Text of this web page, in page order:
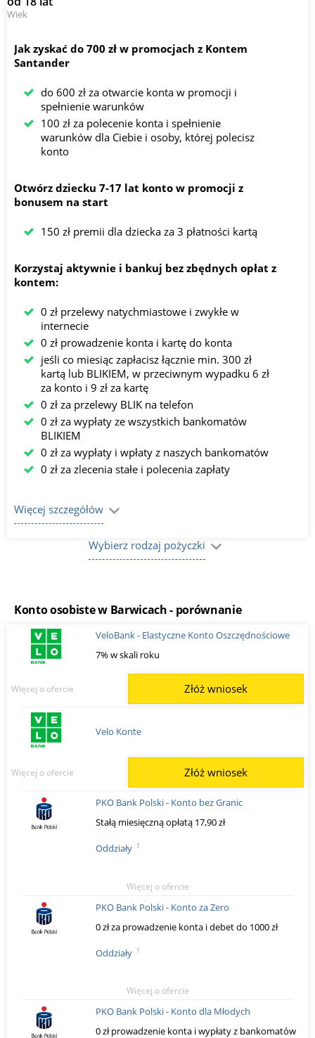
Wiek
Jak zyskać do 700 zł w promocjach z Kontem
Santander
do 600 zł za otwarcie konta w promocji i
spełnienie warunków
100 zł za polecenie konta i spełnienie
warunków dla Ciebie i osoby, której polecisz
konto
Otwórz dziecku 7-17 lat konto w promocji z
bonusem na start
150 zł premii dla dziecka za 3 płatności kartą
Korzystaj aktywnie i bankuj bez zbędnych opłat z
kontem:
0 zł przelewy natychmiastowe i zwykłe w
internecie
0 zł prowadzenie konta i kartę do konta
jeśli co miesiąc zapłacisz łącznie min. 300 zł
kartą lub BLIKIEM, w przeciwnym wypadku 6 zł
za konto i 9 zł za kartę
0 zł za przelewy BLIK na telefon
0 zł za wypłaty ze wszystkich bankomatów
BLIKIEM
0 zł za wypłaty i wpłaty z naszych bankomatów
0 zł za zlecenia stałe i polecenia zapłaty
Więcej szczegółów
Wybierz rodzaj pożyczki
Konto osobiste w Barwicach - porównanie
VeloBank - Elastyczne Konto Oszczędnościowe
7% w skali roku
Więcej o ofercie Złóż wniosek
Velo Konte
Więcej o ofercie Złóż wniosek
PKO Bank Polski - Konto bez Granic
Stałą miesięczną opłatą 17,90 zł
Oddziały 1
Więcej o ofercie
PKO Bank Polski - Konto za Zero
0 zł za prowadzenie konta i debet do 1000 zł
Oddziały 1
Więcej o ofercie
PKO Bank Polski - Konto dla Młodych
0 zł prowadzenie konta i wypłaty z bankomatów